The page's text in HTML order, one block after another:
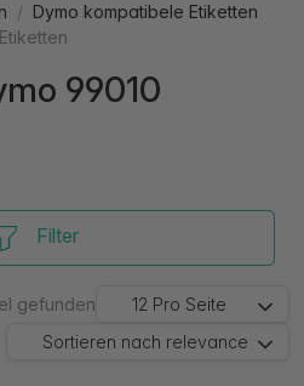
Dymo kompatibele Etiketten
99010
Filter
gefunden 12 Pro Seite
Sortieren nach relevance